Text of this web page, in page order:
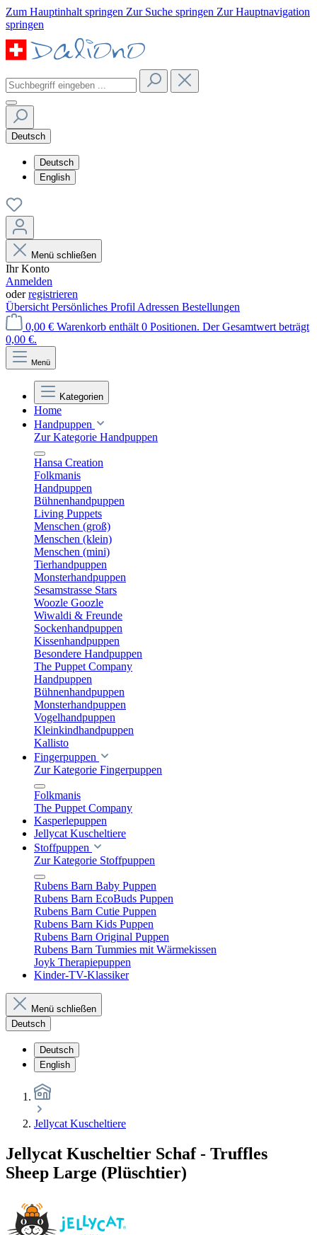
Zum Hauptinhalt springen Zur Suche springen Zur Hauptnavigation
springen
Deutsch
Deutsch
English
Menü schließen
Ihr Konto
Anmelden
oderregistrieren
Übersicht Persönliches Profil Adressen Bestellungen
0,00 € Warenkorb enthält 0 Positionen. Der Gesamtwert beträgt
0,00 €.
Menü
Kategorien
Home
Handpuppen
Zur Kategorie Handpuppen
Hansa Creation
Folkmanis
Handpuppen
Bühnenhandpuppen
Living Puppets
Menschen (groß)
Menschen (klein)
Menschen (mini)
Tierhandpuppen
Monsterhandpuppen
Sesamstrasse Stars
Woozle Goozle
Wiwaldi & Freunde
Sockenhandpuppen
Kissenhandpuppen
Besondere Handpuppen
The Puppet Company
Handpuppen
Bühnenhandpuppen
Monsterhandpuppen
Vogelhandpuppen
Kleinkindhandpuppen
Kallisto
Fingerpuppen
Zur Kategorie Fingerpuppen
Folkmanis
The Puppet Company
Kasperlepuppen
Jellycat Kuscheltiere
Stoffpuppen
Zur Kategorie Stoffpuppen
Rubens Barn Baby Puppen
Rubens Barn EcoBuds Puppen
Rubens Barn Cutie Puppen
Rubens Barn Kids Puppen
Rubens Barn Original Puppen
Rubens Barn Tummies mit Wärmekissen
Joyk Therapiepuppen
Kinder-TV-Klassiker
Menü schließen
Deutsch
Deutsch
English
Jellycat Kuscheltiere
Jellycat Kuscheltier Schaf - Truffles
Sheep Large (Plüschtier)